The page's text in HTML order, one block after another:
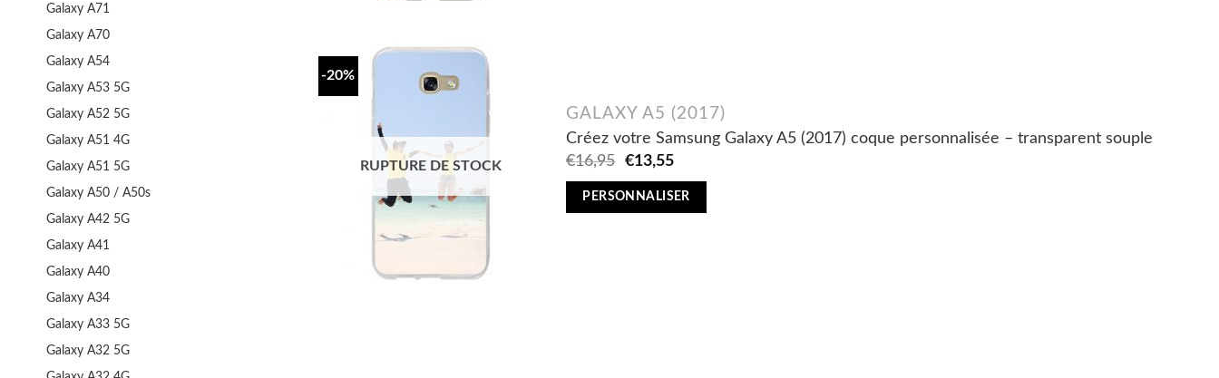
Galaxy A71
Galaxy A70
Galaxy A54
Galaxy A53 5G
Galaxy A52 5G
Galaxy A51 4G
Galaxy A51 5G
Galaxy A50 / A50s
Galaxy A42 5G
Galaxy A41
Galaxy A40
Galaxy A34
Galaxy A33 5G
Galaxy A32 5G
-20%
RUPTURE DE STOCK
GALAXY A5 (2017)
Créez votre Samsung Galaxy A5 (2017) coque personnalisée – transparent souple
€16,95
Original
was:
€13,55Current
is:
PERSONNALISER